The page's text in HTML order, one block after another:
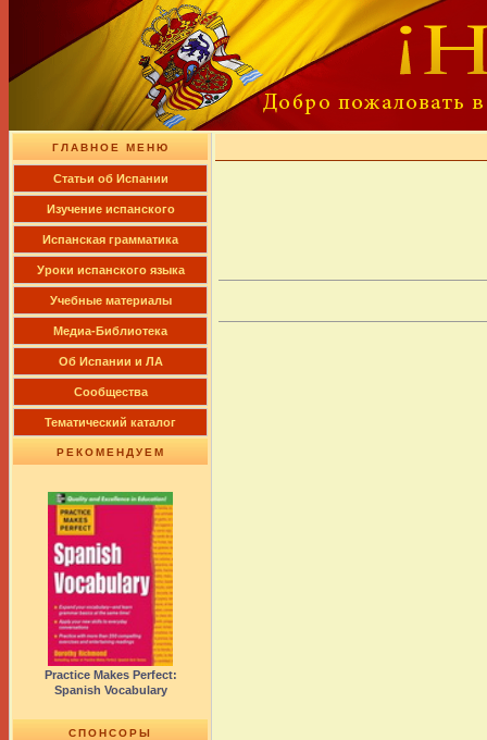
ГЛАВНОЕ МЕНЮ
Cтатьи об Испании
Изучение испанского
Испанская грамматика
Уроки испанского языка
Учебные материалы
Медиа-Библиотека
Об Испании и ЛА
Сообщества
Тематический каталог
РЕКОМЕНДУЕМ
Practice Makes Perfect:
Spanish Vocabulary
СПОНСОРЫ